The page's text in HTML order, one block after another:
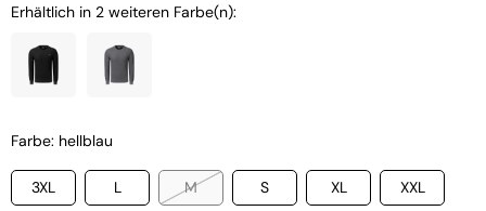
Erhältlich in 2 weiteren Farbe(n):
Farbe: hellblau
3XL L M S XL XXL